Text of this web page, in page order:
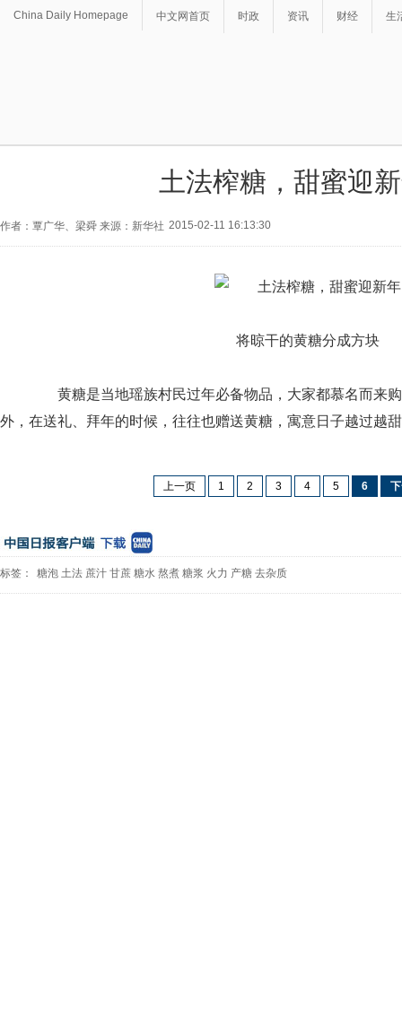
China Daily Homepage 中文网首页 时政 资讯 财经 生
土法榨糖，甜蜜迎
作者：覃广华、梁舜 来源：新华社 2015-02-11 16:13:30
将晾干的黄糖分成方块
黄糖是当地瑶族村民过年必备物品，大家都慕名而来购
外，在送礼、拜年的时候，往往也赠送黄糖，寓意日子越过越
上一页 1 2 3 4 5 6
标签： 糖泡 土法 蔗汁 甘蔗 糖水 熬煮 糖浆 火力 产糖 去杂质